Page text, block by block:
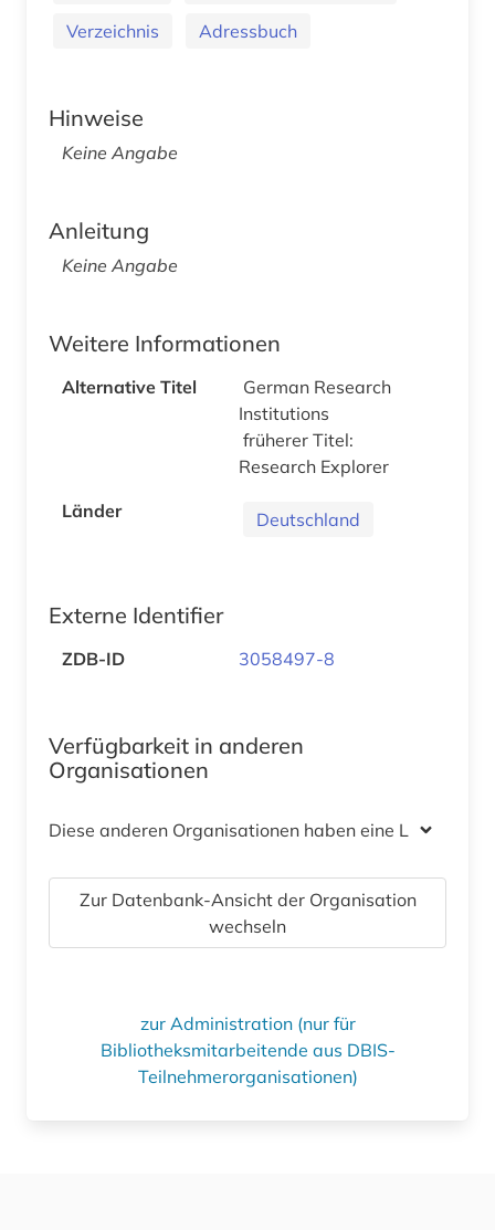
Verzeichnis
Adressbuch
Hinweise
Keine Angabe
Anleitung
Keine Angabe
Weitere Informationen
Alternative Titel
German Research
Institutions
früherer Titel:
Research Explorer
Länder
Deutschland
Externe Identifier
ZDB-ID 3058497-8
Verfügbarkeit in anderen
Organisationen
Diese anderen Organisationen haben eine Lizenz
Zur Datenbank-Ansicht der Organisation
wechseln
zur Administration (nur für
Bibliotheksmitarbeitende aus DBIS-
Teilnehmerorganisationen)